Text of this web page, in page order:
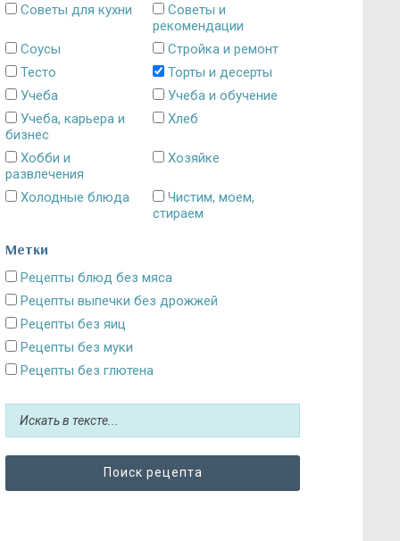
Советы для кухни
Советы и
рекомендации
Соусы
Стройка и ремонт
Тесто
Торты и десерты
Учеба
Учеба и обучение
Учеба, карьера и
бизнес
Хлеб
Хобби и
развлечения
Хозяйке
Холодные блюда
Чистим, моем,
стираем
Метки
Блюда без картошки
Рецепты без выпечки
Рецепты без глютена
Рецепты без грибов
Рецепты без муки
Рецепты без яиц
Рецепты блюд без мяса
Рецепты выпечки без дрожжей